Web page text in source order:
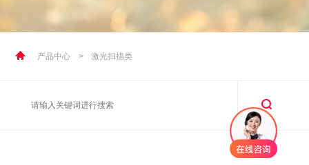
产品中心 > 激光扫描类